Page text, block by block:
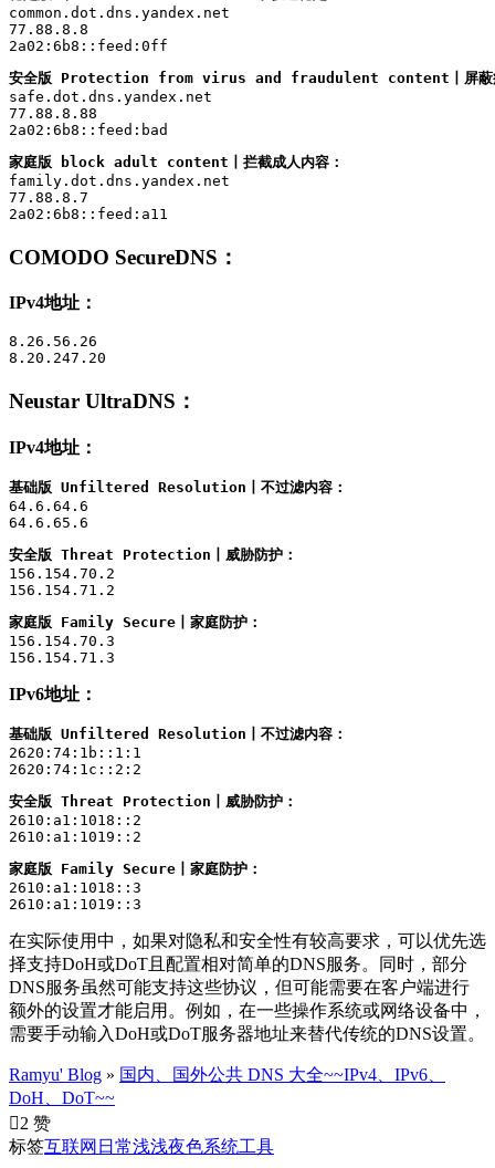
common.dot.dns.yandex.net
77.88.8.8
2a02:6b8::feed:0ff
安全版 Protection from virus and fraudulent content丨屏蔽病
safe.dot.dns.yandex.net
77.88.8.88
2a02:6b8::feed:bad
家庭版 block adult content丨拦截成人内容：
family.dot.dns.yandex.net
77.88.8.7
2a02:6b8::feed:a11
COMODO SecureDNS ：
IPv4地址：
8.26.56.26
8.20.247.20
Neustar UltraDNS ：
IPv4地址：
基础版 Unfiltered Resolution丨不过滤内容：
64.6.64.6
64.6.65.6
安全版 Threat Protection丨威胁防护：
156.154.70.2
156.154.71.2
家庭版 Family Secure丨家庭防护：
156.154.70.3
156.154.71.3
IPv6地址：
基础版 Unfiltered Resolution丨不过滤内容：
2620:74:1b::1:1
2620:74:1c::2:2
安全版 Threat Protection丨威胁防护：
2610:a1:1018::2
2610:a1:1019::2
家庭版 Family Secure丨家庭防护：
2610:a1:1018::3
2610:a1:1019::3
在实际使用中，如果对隐私和安全性有较高要求，可以优先选
择支持DoH或DoT且配置相对简单的DNS服务。同时，部分
DNS服务虽然可能支持这些协议，但可能需要在客户端进行
额外的设置才能启用。例如，在一些操作系统或网络设备中，
需要手动输入DoH或DoT服务器地址来替代传统的DNS设置。
Ramyu' Blog » 国内、国外公共 DNS 大全~~IPv4、IPv6、
DoH、DoT~~
2 赞
标签互联网 日常浅浅夜色系统工具